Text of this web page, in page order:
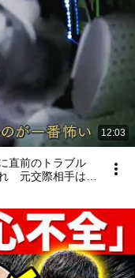
12:03
直前のトラブル
元交際相手は刑
【ウラドリ】